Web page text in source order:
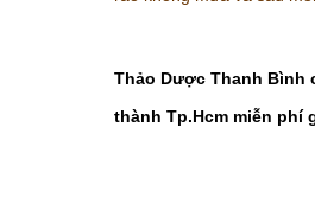
Thảo Dược Thanh Bình
thành Tp.Hcm miễn phí